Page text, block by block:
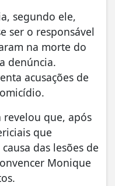
segundo ele,
ser o responsável
na morte do
denúncia.
acusações de
que, após
que
das lesões de
Monique